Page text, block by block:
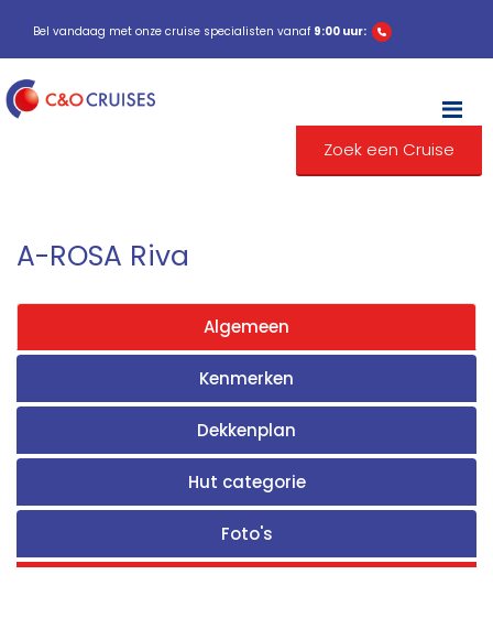
Bel vandaag met onze cruise specialisten vanaf 9:00 uur:
Zoek een Cruise
A-ROSA Riva
Algemeen
Kenmerken
Dekkenplan
Hut categorie
Foto's